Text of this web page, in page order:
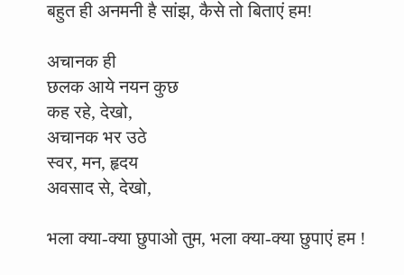
बहुत ही अनमनी है सांझ, कैसे तो बिताएं हम!
अचानक ही
छलक आये नयन कुछ
कह रहे, देखो,
अचानक भर उठे
स्वर, मन, हृदय
अवसाद से, देखो,
भला क्या-क्या छुपाओ तुम, भला क्या-क्या छुपाएं हम !